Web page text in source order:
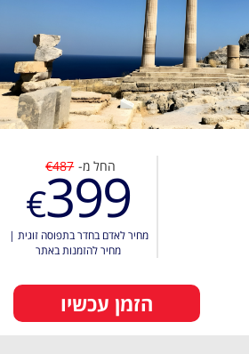
החל מ- €487
€399
מחיר לאדם בחדר בתפוסה זוגית |
מחיר להזמנות באתר
הזמן עכשיו